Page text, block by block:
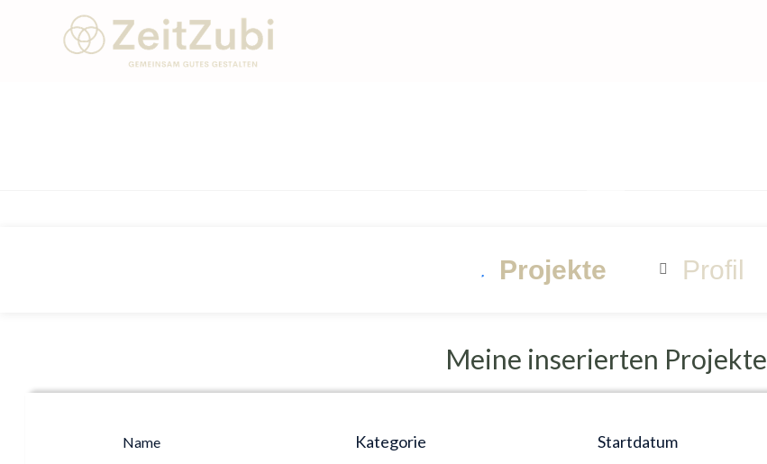
Projekte  Profil
Meine inserierten Projekte
Name Kategorie Startdatum